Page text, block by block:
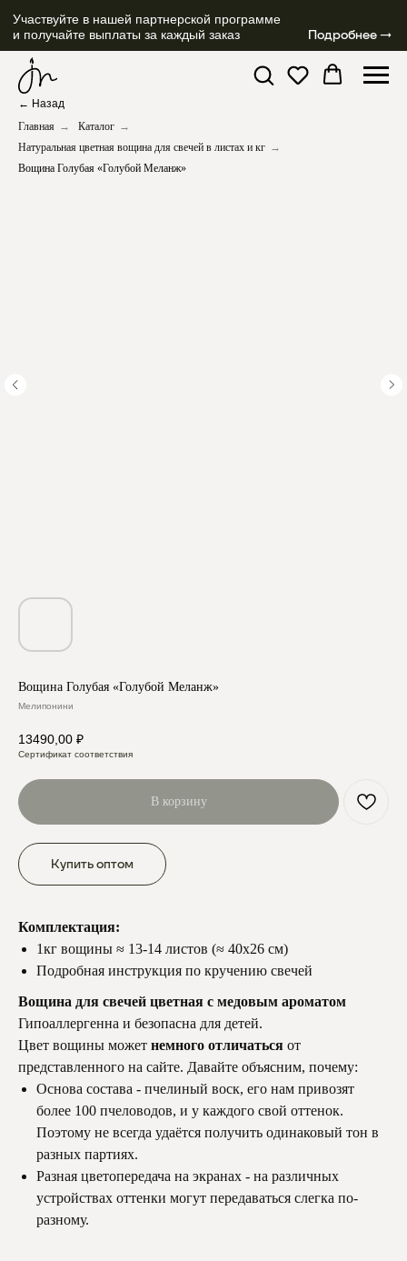
Участвуйте в нашей партнерской программе
и получайте выплаты за каждый заказ Подробнее →
← Назад
Главная → Каталог →
Натуральная цветная вощина для свечей в листах и кг →
Вощина Голубая «Голубой Меланж»
Вощина Голубая «Голубой Меланж»
Мелипонини
13490,00 ₽
Сертификат соответствия
В корзину
Купить оптом
Комплектация:
1кг вощины ≈ 13-14 листов (≈ 40х26 см)
Подробная инструкция по кручению свечей
Вощина для свечей цветная с медовым ароматом
Гипоаллергенна и безопасна для детей.
Цвет вощины может немного отличаться от
представленного на сайте. Давайте объясним, почему:
Основа состава - пчелиный воск, его нам привозят
более 100 пчеловодов, и у каждого свой оттенок.
Поэтому не всегда удаётся получить одинаковый тон в
разных партиях.
Разная цветопередача на экранах - на различных
устройствах оттенки могут передаваться слегка по-
разному.